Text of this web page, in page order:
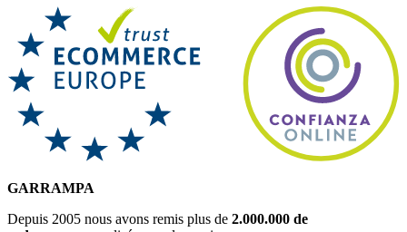
GARRAMPA
Depuis 2005 nous avons remis plus de 2.000.000 de